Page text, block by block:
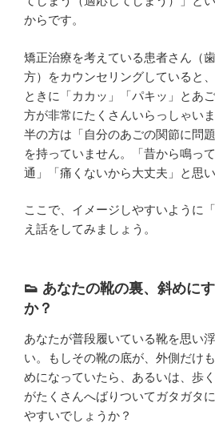
からです。
矯正治療を考えている患者さん（
方）をカウンセリングしていると
ときに「カカッ」「パキッ」とあ
方が非常にたくさんいらっしゃい
半の方は「自分のあごの関節に問
を持っていません。「昔から鳴っ
通」「痛くないから大丈夫」と思
ここで、イメージしやすいように
え話をしてみましょう。
👟 あなたの靴の裏、斜めに
か？
あなたが普段履いている靴を思い
い。もしその靴の底が、外側だけ
めになっていたら、あるいは、歩
がたくさんへばりついてガタガタ
やすいでしょうか？